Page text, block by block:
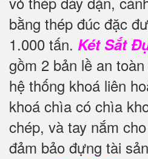
bằng thép đúc đặc
1.000 tấn. Két Sắt
gồm 2 bản lề an
hệ thống khoá liên
khoá chìa có chìa
chép, và tay nắm
đảm bảo đựng tài